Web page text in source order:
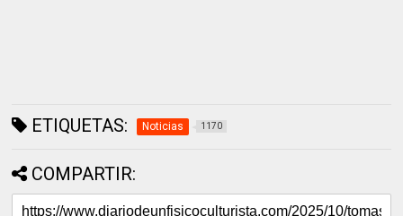
ETIQUETAS: Noticias 1170
COMPARTIR: